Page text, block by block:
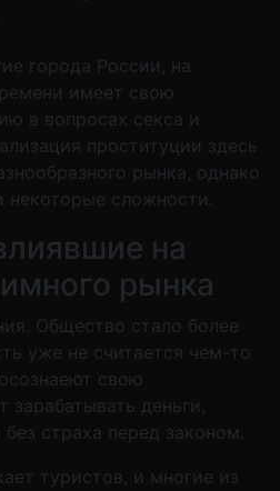
города России, на
имеет свою
в вопросах секса и
проституции здесь
рынка, однако
некоторые сложности.
на
рынка
Общество стало более
уже не считается чем-то
свою
зарабатывать деньги,
без страха перед законом.
туристов, и многие из